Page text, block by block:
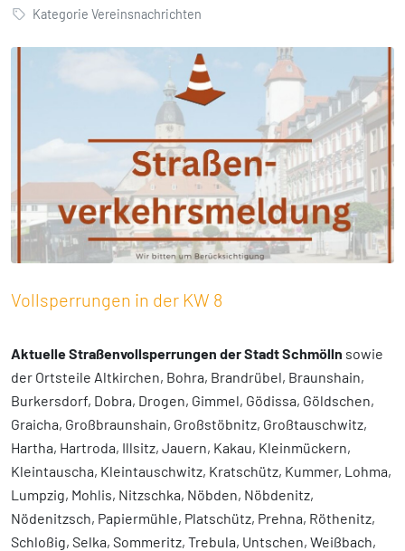
Kategorie Vereinsnachrichten
Vollsperrungen in der KW 8
Aktuelle Straßenvollsperrungen der Stadt Schmölln sowie
der Ortsteile Altkirchen, Bohra, Brandrübel, Braunshain,
Burkersdorf, Dobra, Drogen, Gimmel, Gödissa, Göldschen,
Graicha, Großbraunshain, Großstöbnitz, Großtauschwitz,
Hartha, Hartroda, Illsitz, Jauern, Kakau, Kleinmückern,
Kleintauscha, Kleintauschwitz, Kratschütz, Kummer, Lohma,
Lumpzig, Mohlis, Nitzschka, Nöbden, Nöbdenitz,
Nödenitzsch, Papiermühle, Platschütz, Prehna, Röthenitz,
Schloßig, Selka, Sommeritz, Trebula, Untschen, Weißbach,